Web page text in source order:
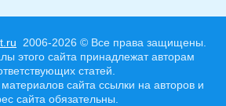
2006-2026 © Все права защищены.
этого сайта принадлежат авторам
статей.
сайта ссылки на авторов и
сайта обязательны.